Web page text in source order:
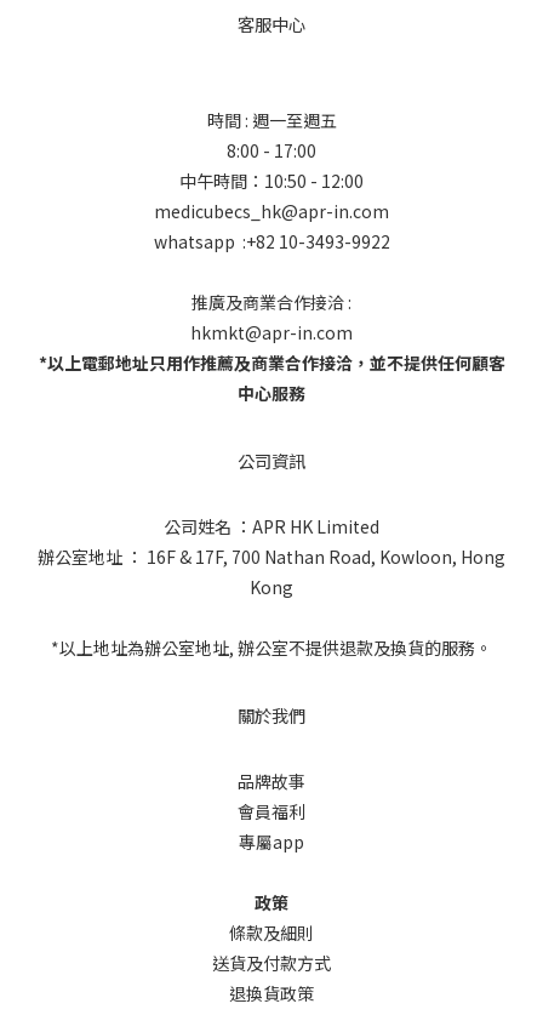
客服中心
時間 : 週一至週五
8:00 - 17:00
中午時間：10:50 - 12:00
medicubecs_hk@apr-in.com
whatsapp :+82 10-3493-9922
推廣及商業合作接洽 :
hkmkt@apr-in.com
*以上電郵地址只用作推薦及商業合作接洽，並不提供任何顧客
中心服務
公司資訊
公司姓名 ：APR HK Limited
辦公室地址 ： 16F & 17F, 700 Nathan Road, Kowloon, Hong
Kong
*以上地址為辦公室地址, 辦公室不提供退款及換貨的服務。
關於我們
品牌故事
會員福利
專屬app
政策
條款及細則
送貨及付款方式
退換貨政策